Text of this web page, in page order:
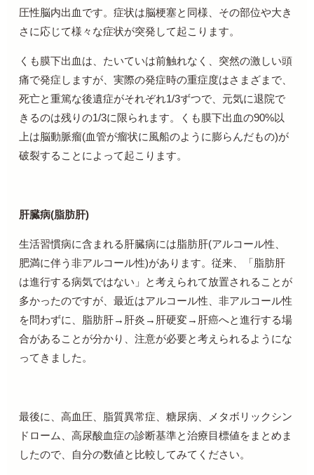
圧性脳内出血です。症状は脳梗塞と同様、その部位や大き
さに応じて様々な症状が突発して起こります。
くも膜下出血は、たいていは前触れなく、突然の激しい頭
痛で発症しますが、実際の発症時の重症度はさまざまで、
死亡と重篤な後遺症がそれぞれ1/3ずつで、元気に退院で
きるのは残りの1/3に限られます。くも膜下出血の90%以
上は脳動脈瘤(血管が瘤状に風船のように膨らんだもの)が
破裂することによって起こります。
肝臓病(脂肪肝)
生活習慣病に含まれる肝臓病には脂肪肝(アルコール性、
肥満に伴う非アルコール性)があります。従来、「脂肪肝
は進行する病気ではない」と考えられて放置されることが
多かったのですが、最近はアルコール性、非アルコール性
を問わずに、脂肪肝→肝炎→肝硬変→肝癌へと進行する場
合があることが分かり、注意が必要と考えられるようにな
ってきました。
最後に、高血圧、脂質異常症、糖尿病、メタボリックシン
ドローム、高尿酸血症の診断基準と治療目標値をまとめま
したので、自分の数値と比較してみてください。